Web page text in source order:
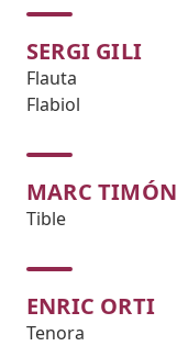
SERGI GILI
Flauta
Flabiol
MARC TIMÓN
Tible
ENRIC ORTI
Tenora